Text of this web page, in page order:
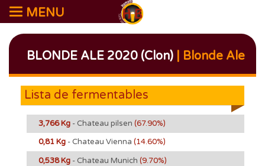
MENU
BLONDE ALE 2020 (Clon)| Blonde Ale
Lista de fermentables
3,766 Kg - Chateau pilsen (67.90%)
0,81 Kg - Chateau Vienna (14.60%)
0,538 Kg - Chateau Munich (9.70%)